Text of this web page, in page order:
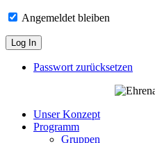
Angemeldet bleiben
Passwort zurücksetzen
Unser Konzept
Programm
Gruppen